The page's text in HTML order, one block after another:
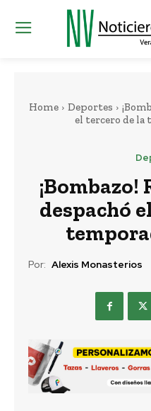
Home Deportes
el tercero de la
¡Bombazo!
despachó
Por: Alexis Monasterios